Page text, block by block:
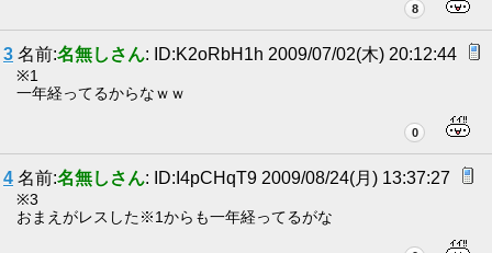
8
3 名前:名無しさん: ID:K2oRbH1h 2009/07/02(木) 20:12:44
※1
一年経ってるからなｗｗ
0
4 名前:名無しさん: ID:I4pCHqT9 2009/08/24(月) 13:37:27
※3
おまえがレスした※1からも一年経ってるがな